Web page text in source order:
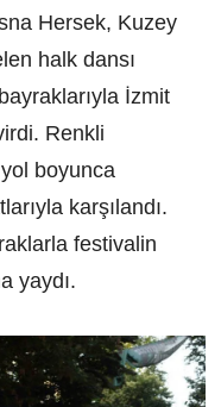
Hersek, Kuzey
halk dansı
İzmit
Renkli
boyunca
karşılandı.
festivalin
yaydı.